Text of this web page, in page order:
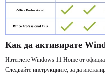
Как да активирате
Изтеглете Windows 11 Home от
Следвайте инструкциите, за да